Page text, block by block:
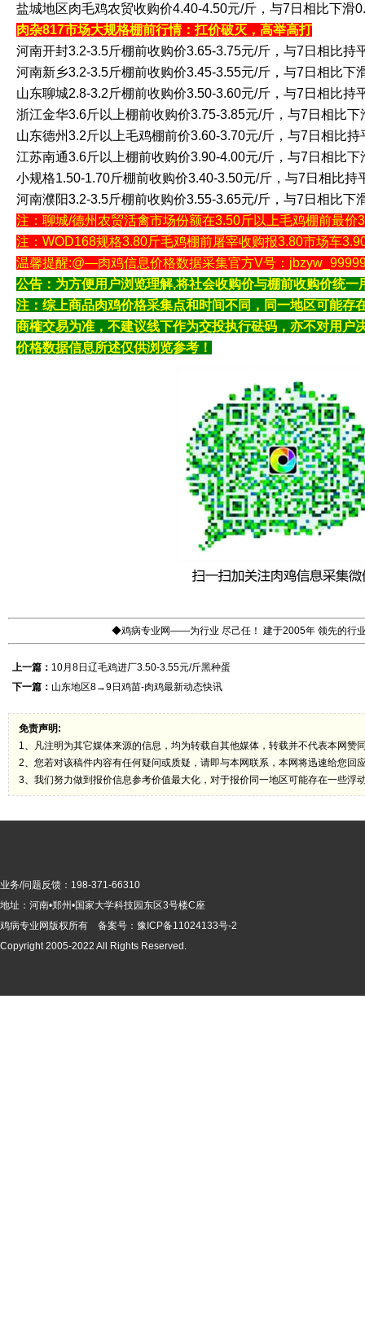
盐城地区肉毛鸡农贸收购价4.40-4.50元/斤，与7日相比下滑
肉杂817市场大规格棚前行情：扛价破灭，高举高打
河南开封3.2-3.5斤棚前收购价3.65-3.75元/斤，与7日相比持
河南新乡3.2-3.5斤棚前收购价3.45-3.55元/斤，与7日相比下
山东聊城2.8-3.2斤棚前收购价3.50-3.60元/斤，与7日相比持
浙江金华3.6斤以上棚前收购价3.75-3.85元/斤，与7日相比下
山东德州3.2斤以上毛鸡棚前价3.60-3.70元/斤，与7日相比持
江苏南通3.6斤以上棚前收购价3.90-4.00元/斤，与7日相比下
小规格1.50-1.70斤棚前收购价3.40-3.50元/斤，与7日相比持
河南濮阳3.2-3.5斤棚前收购价3.55-3.65元/斤，与7日相比下
注：聊城/德州农贸活禽市场份额在3.50斤以上毛鸡棚前最价
注：WOD168规格3.80斤毛鸡棚前屠宰收购报3.80市场车
温馨提醒:@—肉鸡信息价格数据采集官方V号：
公告：为方便用户浏览理解,将社会收购价与棚前收购价统一
注：综上商品肉鸡价格采集点和时间不同，同一地区可能存
商榷交易为准，不建议线下作为交投执行砝码，亦不对用户
价格数据信息所述仅供浏览参考！
◆鸡病专业网——为行业 尽己任！ 建于2005年 领先的行
上一篇： 10月8日辽毛鸡进厂3.50-3.55元/斤黑种蛋
下一篇： 山东地区8→9日鸡苗-肉鸡最新动态快讯
免责声明:
1、凡注明为其它媒体来源的信息，均为转载自其他媒体，转载并不代表本网赞
2、您若对该稿件内容有任何疑问或质疑，请即与本网联系，本网将迅速给您回
3、我们努力做到报价信息参考价值最大化，对于报价同一地区可能存在一些浮
业务/问题反馈：198-371-66310
地址：河南•郑州•国家大学科技园东区3号楼C座
鸡病专业网版权所有 备案号： 豫ICP备11024133号-2
Copyright 2005-2022 All Rights Reserved.